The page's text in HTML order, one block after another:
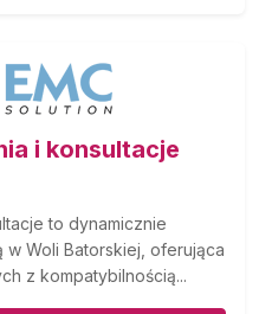
i konsultacje
to dynamicznie
Woli Batorskiej, oferująca
z kompatybilnością...